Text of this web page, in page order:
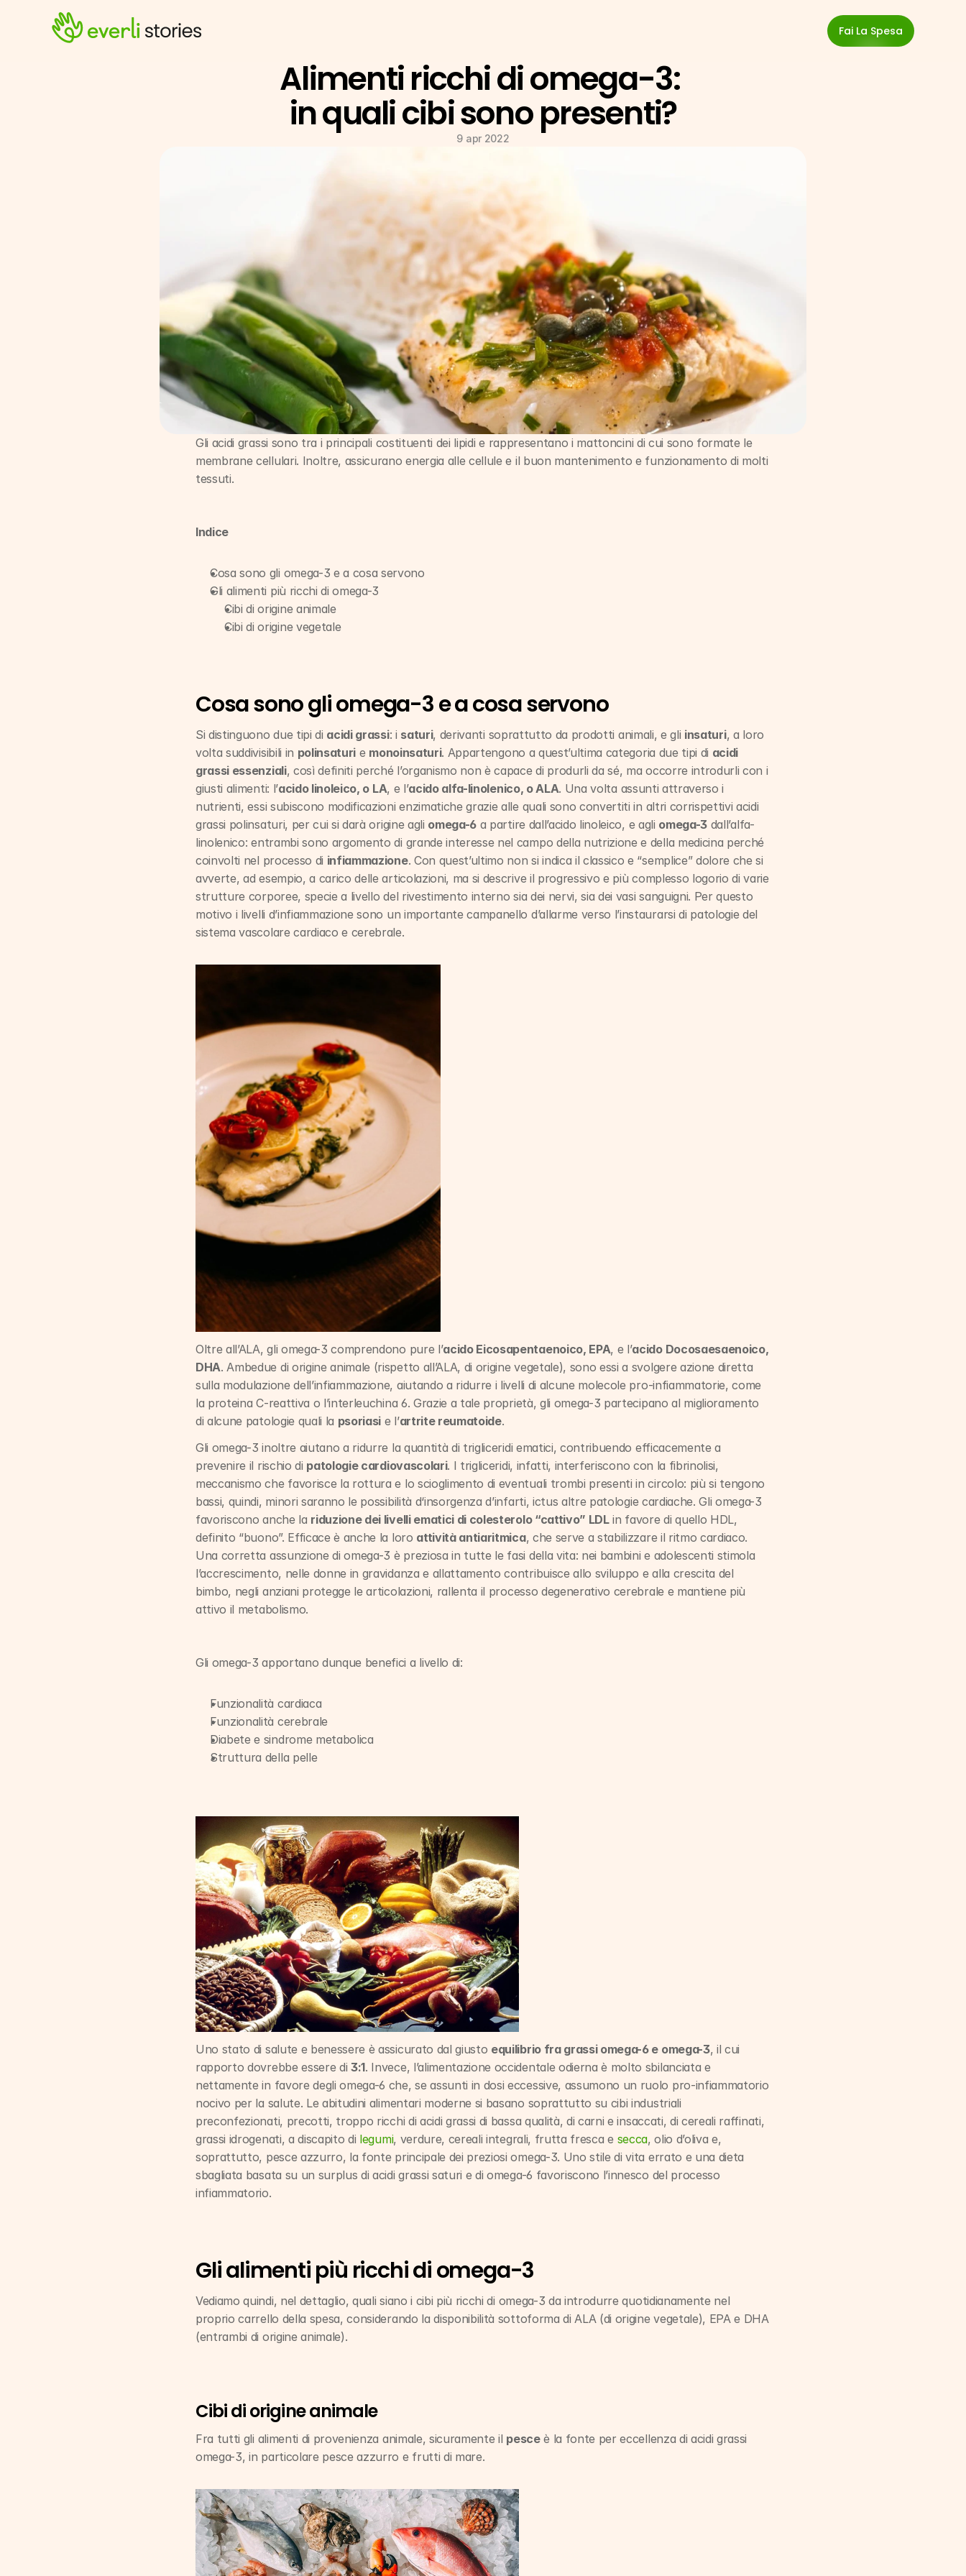
Fai La Spesa
Alimenti ricchi di omega-3:
in quali cibi sono presenti?
9 apr 2022
Gli acidi grassi sono tra i principali costituenti dei lipidi e rappresentano i mattoncini di cui sono formate le
membrane cellulari. Inoltre, assicurano energia alle cellule e il buon mantenimento e funzionamento di molti
tessuti.
Indice
Cosa sono gli omega-3 e a cosa servono
Gli alimenti più ricchi di omega-3
Cibi di origine animale
Cibi di origine vegetale
Cosa sono gli omega-3 e a cosa servono
Si distinguono due tipi di acidi grassi: i saturi, derivanti soprattutto da prodotti animali, e gli insaturi, a loro
volta suddivisibili in polinsaturi e monoinsaturi. Appartengono a quest’ultima categoria due tipi di acidi
grassi essenziali, così definiti perché l’organismo non è capace di produrli da sé, ma occorre introdurli con i
giusti alimenti: l’acido linoleico, o LA, e l’acido alfa-linolenico, o ALA. Una volta assunti attraverso i
nutrienti, essi subiscono modificazioni enzimatiche grazie alle quali sono convertiti in altri corrispettivi acidi
grassi polinsaturi, per cui si darà origine agli omega-6 a partire dall’acido linoleico, e agli omega-3 dall’alfa-
linolenico: entrambi sono argomento di grande interesse nel campo della nutrizione e della medicina perché
coinvolti nel processo di infiammazione. Con quest’ultimo non si indica il classico e “semplice” dolore che si
avverte, ad esempio, a carico delle articolazioni, ma si descrive il progressivo e più complesso logorio di varie
strutture corporee, specie a livello del rivestimento interno sia dei nervi, sia dei vasi sanguigni. Per questo
motivo i livelli d’infiammazione sono un importante campanello d’allarme verso l’instaurarsi di patologie del
sistema vascolare cardiaco e cerebrale.
Oltre all’ALA, gli omega-3 comprendono pure l’acido Eicosapentaenoico, EPA, e l’acido Docosaesaenoico,
DHA. Ambedue di origine animale (rispetto all’ALA, di origine vegetale), sono essi a svolgere azione diretta
sulla modulazione dell’infiammazione, aiutando a ridurre i livelli di alcune molecole pro-infiammatorie, come
la proteina C-reattiva o l’interleuchina 6. Grazie a tale proprietà, gli omega-3 partecipano al miglioramento
di alcune patologie quali la psoriasi e l’artrite reumatoide.
Gli omega-3 inoltre aiutano a ridurre la quantità di trigliceridi ematici, contribuendo efficacemente a
prevenire il rischio di patologie cardiovascolari. I trigliceridi, infatti, interferiscono con la fibrinolisi,
meccanismo che favorisce la rottura e lo scioglimento di eventuali trombi presenti in circolo: più si tengono
bassi, quindi, minori saranno le possibilità d‘insorgenza d’infarti, ictus altre patologie cardiache. Gli omega-3
favoriscono anche la riduzione dei livelli ematici di colesterolo “cattivo” LDL in favore di quello HDL,
definito “buono”. Efficace è anche la loro attività antiaritmica, che serve a stabilizzare il ritmo cardiaco.
Una corretta assunzione di omega-3 è preziosa in tutte le fasi della vita: nei bambini e adolescenti stimola
l’accrescimento, nelle donne in gravidanza e allattamento contribuisce allo sviluppo e alla crescita del
bimbo, negli anziani protegge le articolazioni, rallenta il processo degenerativo cerebrale e mantiene più
attivo il metabolismo.
Gli omega-3 apportano dunque benefici a livello di:
Funzionalità cardiaca
Funzionalità cerebrale
Diabete e sindrome metabolica
Struttura della pelle
Uno stato di salute e benessere è assicurato dal giusto equilibrio fra grassi omega-6 e omega-3, il cui
rapporto dovrebbe essere di 3:1. Invece, l’alimentazione occidentale odierna è molto sbilanciata e
nettamente in favore degli omega-6 che, se assunti in dosi eccessive, assumono un ruolo pro-infiammatorio
nocivo per la salute. Le abitudini alimentari moderne si basano soprattutto su cibi industriali
preconfezionati, precotti, troppo ricchi di acidi grassi di bassa qualità, di carni e insaccati, di cereali raffinati,
grassi idrogenati, a discapito di legumi, verdure, cereali integrali, frutta fresca e secca, olio d’oliva e,
soprattutto, pesce azzurro, la fonte principale dei preziosi omega-3. Uno stile di vita errato e una dieta
sbagliata basata su un surplus di acidi grassi saturi e di omega-6 favoriscono l’innesco del processo
infiammatorio.
Gli alimenti più ricchi di omega-3
Vediamo quindi, nel dettaglio, quali siano i cibi più ricchi di omega-3 da introdurre quotidianamente nel
proprio carrello della spesa, considerando la disponibilità sottoforma di ALA (di origine vegetale), EPA e DHA
(entrambi di origine animale).
Cibi di origine animale
Fra tutti gli alimenti di provenienza animale, sicuramente il pesce è la fonte per eccellenza di acidi grassi
omega-3, in particolare pesce azzurro e frutti di mare.